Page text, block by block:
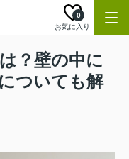
お気に入り
0
？壁の中に
ついても解